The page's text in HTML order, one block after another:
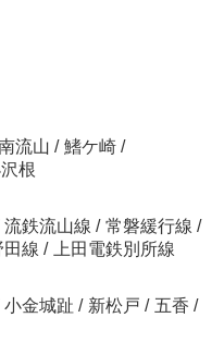
流山 / 鰭ケ崎 /
根
流鉄流山線 / 常磐緩行線 /
田線 /
上田電鉄別所線
小金城趾 / 新松戸 / 五香 /